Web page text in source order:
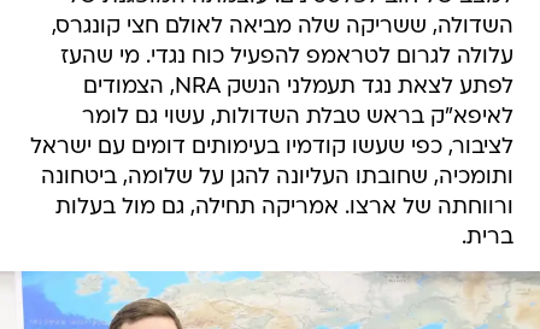
השדולה, ששריקה שלה מביאה לאולם חצי קונגרס,
עלולה לגרום לטראמפ להפעיל כוח נגדי. מי שהעז
לפתע לצאת נגד תעמלני הנשק NRA, הצמודים
לאיפא"ק בראש טבלת השדולות, עשוי גם לומר
לציבור, כפי שעשו קודמיו בעימותים דומים עם ישראל
ותומכיה, שחובתו העליונה להגן על שלומה, ביטחונה
ורווחתה של ארצו. אמריקה תחילה, גם מול בעלות
ברית.